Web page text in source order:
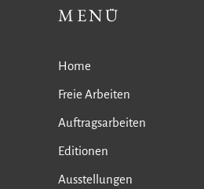
MENÜ
Home
Freie Arbeiten
Auftragsarbeiten
Editionen
Ausstellungen